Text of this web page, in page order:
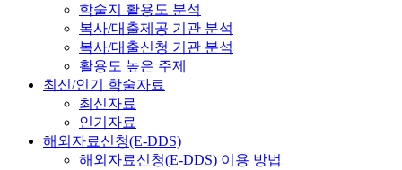
학술지 활용도 분석
복사/대출제공 기관 분석
복사/대출신청 기관 분석
활용도 높은 주제
최신/인기 학술자료
최신자료
인기자료
해외자료신청(E-DDS)
해외자료신청(E-DDS) 이용 방법